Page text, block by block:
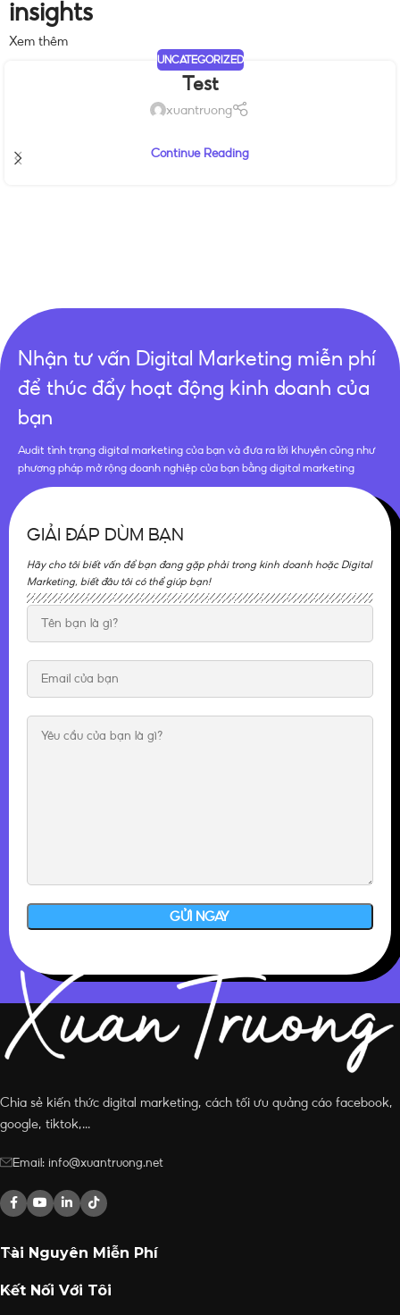
insights
Xem thêm
UNCATEGORIZED
Test
xuantruong
Continue Reading
Nhận tư vấn Digital Marketing miễn phí
để thúc đẩy hoạt động kinh doanh của
bạn
Audit tình trạng digital marketing của bạn và đưa ra lời khuyên cũng như
phương pháp mở rộng doanh nghiệp của bạn bằng digital marketing
GIẢI ĐÁP DÙM BẠN
Hãy cho tôi biết vấn để bạn đang gặp phải trong kinh doanh hoặc Digital
Marketing, biết đâu tôi có thể giúp bạn!
Chia sẻ kiến thức digital marketing, cách tối ưu quảng cáo facebook,
google, tiktok,...
Email: info@xuantruong.net
Tài Nguyên Miễn Phí
Kết Nối Với Tôi